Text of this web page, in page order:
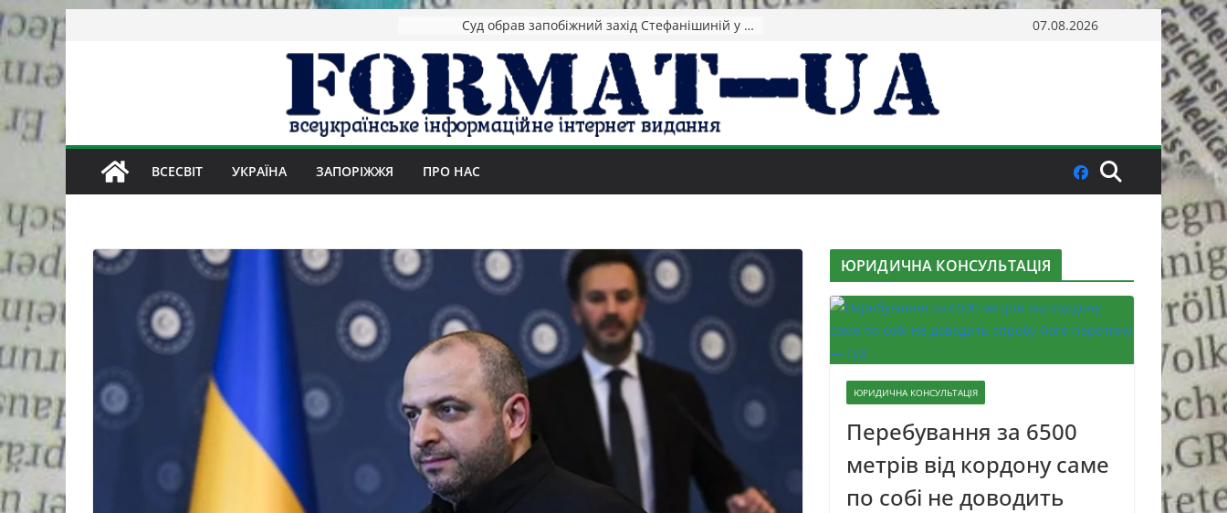
Skip
to
Зеленський повідомив про ураження нафтозаводів РФ за понад 1300 км від фронту 07.08.2026
ВСЕСВІТ УКРАЇНА ЗАПОРІЖЖЯ ПРО НАС
ЮРИДИЧНА КОНСУЛЬТАЦІЯ
ЮРИДИЧНА КОНСУЛЬТАЦІЯ
Перебування за 6500
метрів від кордону саме
по собі не доводить